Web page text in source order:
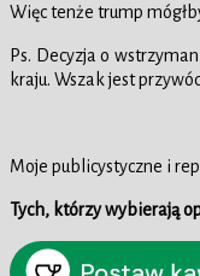
Więc tenże trump
Ps. Decyzja o
kraju. Wszak jest
Moje publicystyczne i
Tych, którzy wybierają